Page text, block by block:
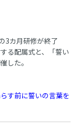
3カ月研修が終了
る配属式と、「誓い
した。
す前に誓いの言葉を